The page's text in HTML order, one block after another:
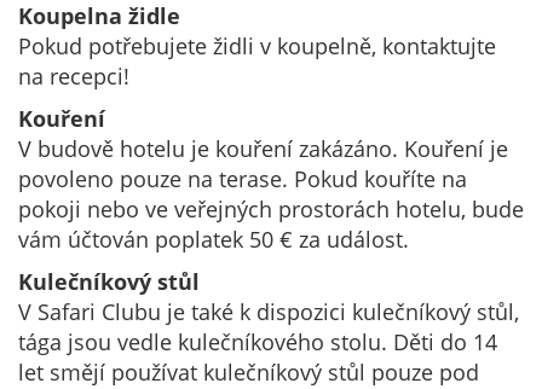
Koupelna židle
Pokud potřebujete židli v koupelně, kontaktujte
na recepci!
Kouření
V budově hotelu je kouření zakázáno. Kouření je
povoleno pouze na terase. Pokud kouříte na
pokoji nebo ve veřejných prostorách hotelu, bude
vám účtován poplatek 50 € za událost.
Kulečníkový stůl
V Safari Clubu je také k dispozici kulečníkový stůl,
tága jsou vedle kulečníkového stolu. Děti do 14
let smějí používat kulečníkový stůl pouze pod